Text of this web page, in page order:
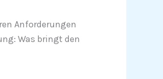
Anforderungen
Was bringt den